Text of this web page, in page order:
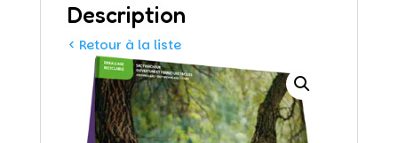
Description
< Retour à la liste